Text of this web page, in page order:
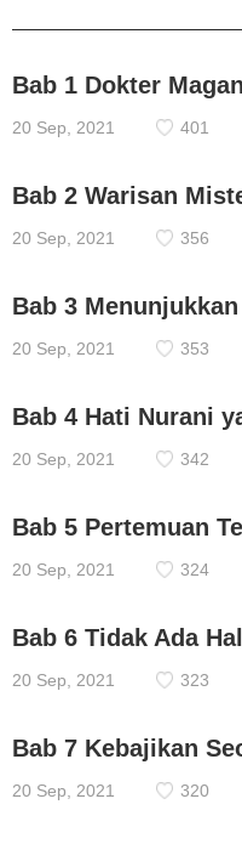
Bab 1 Dokter
20 Sep, 2021 401
Bab 2 Warisan
20 Sep, 2021 356
Bab 3
20 Sep, 2021 353
Bab 4 Hati Nurani
20 Sep, 2021 342
Bab 5 Pertemuan
20 Sep, 2021 324
Bab 6 Tidak Ada
20 Sep, 2021 323
Bab 7 Kebajikan
20 Sep, 2021 320